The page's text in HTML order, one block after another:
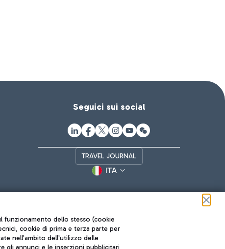
Seguici sui social
TRAVEL JOURNAL
ITA
funzionamento dello stesso (cookie
cookie di prima e terza parte per
nell'ambito dell'utilizzo delle
gli annunci e le inserzioni pubblicitari